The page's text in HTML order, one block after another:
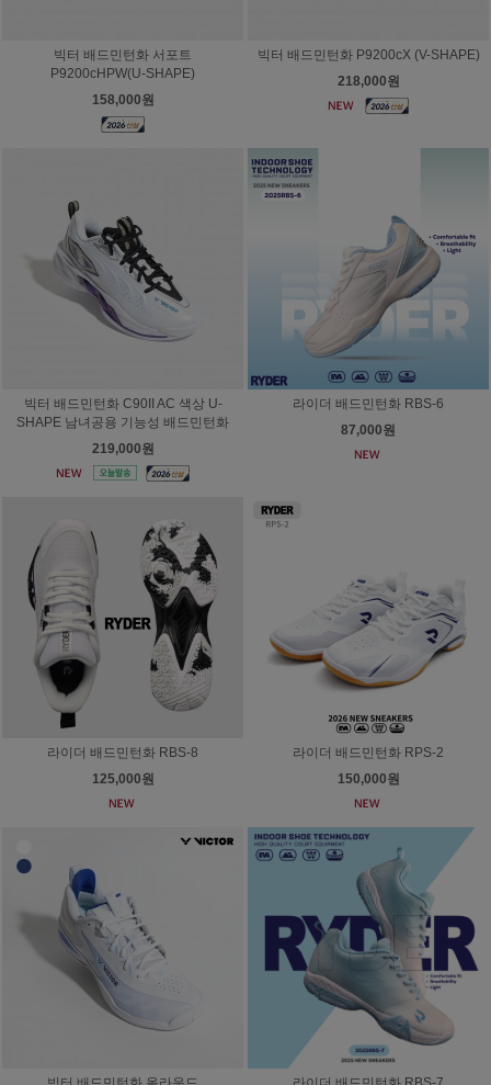
빅터 배드민턴화 서포트
P9200cHPW(U-SHAPE)
158,000원
빅터 배드민턴화 P9200cX (V-SHAPE)
218,000원
빅터 배드민턴화 C90II AC 색상 U-
SHAPE 남녀공용 기능성 배드민턴화
219,000원
라이더 배드민턴화 RBS-6
87,000원
라이더 배드민턴화 RBS-8
125,000원
라이더 배드민턴화 RPS-2
150,000원